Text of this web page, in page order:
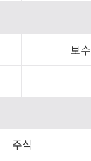
보수
주식